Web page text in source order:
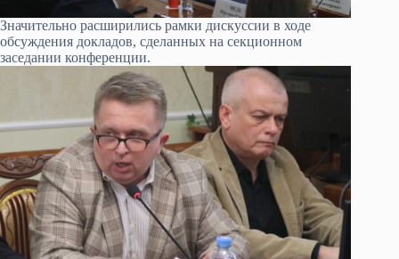
Значительно расширились рамки дискуссии в ходе
обсуждения докладов, сделанных на секционном
заседании конференции.